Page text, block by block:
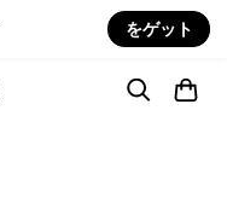
をゲット